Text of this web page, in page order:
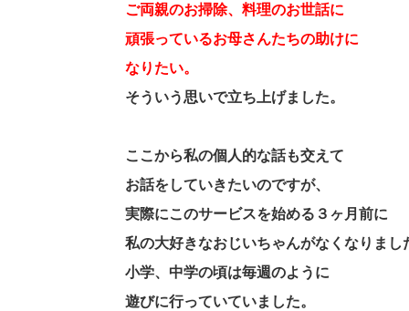
ご両親のお掃除、料理のお世話に
頑張っているお母さんたちの助けに
なりたい。
そういう思いで立ち上げました。
ここから私の個人的な話も交えて
お話をしていきたいのですが、
実際にこのサービスを始める３ヶ月前に
私の大好きなおじいちゃんがなくなりまし
小学、中学の頃は毎週のように
遊びに行っていていました。